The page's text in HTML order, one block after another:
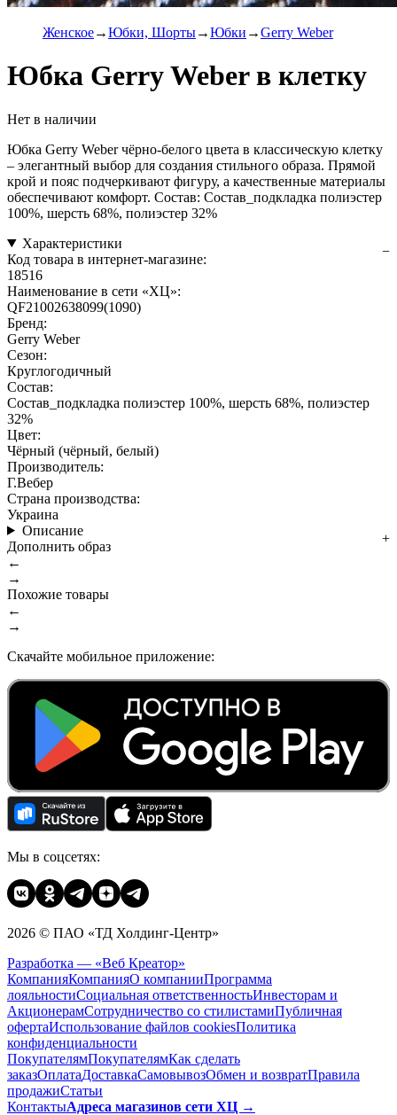
Женское Юбки, Шорты Юбки Gerry Weber
Юбка Gerry Weber в клетку
Нет в наличии
Юбка Gerry Weber чёрно-белого цвета в классическую клетку
– элегантный выбор для создания стильного образа. Прямой
крой и пояс подчеркивают фигуру, а качественные материалы
обеспечивают комфорт. Состав: Состав_подкладка полиэстер
100%, шерсть 68%, полиэстер 32%
Характеристики
Код товара в интернет-магазине:
18516
Наименование в сети «ХЦ»:
QF21002638099(1090)
Бренд:
Gerry Weber
Сезон:
Круглогодичный
Состав:
Состав_подкладка полиэстер 100%, шерсть 68%, полиэстер
32%
Цвет:
Чёрный (чёрный, белый)
Производитель:
Г.Вебер
Страна производства:
Украина
Описание
Дополнить образ
←
→
Похожие товары
←
→
Скачайте мобильное приложение:
Мы в соцсетях:
2026 © ПАО «ТД Холдинг-Центр»
Разработка — «Веб Креатор»
КомпанияКомпанияО компанииПрограмма
лояльностиСоциальная ответственностьИнвесторам и
АкционерамСотрудничество со стилистамиПубличная
офертаИспользование файлов cookiesПолитика
конфиденциальности
ПокупателямПокупателямКак сделать
заказОплатаДоставкаCамовывозОбмен и возвратПравила
продажиСтатьи
КонтактыАдреса магазинов сети ХЦ →